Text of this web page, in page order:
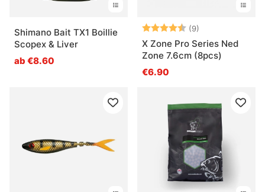
Shimano Bait TX1 Boillie
Scopex & Liver
ab €8.60
Bewertung:(9)
X Zone Pro Series Ned
Zone 7.6cm (8pcs)
€6.90